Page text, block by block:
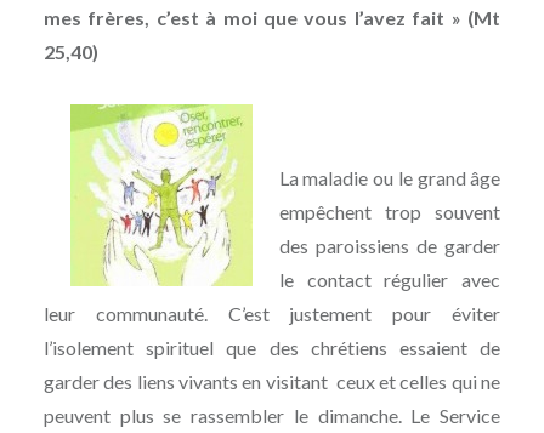
mes frères, c’est à moi que vous l’avez fait » (Mt
25,40)
La maladie ou le grand âge
empêchent trop souvent
des paroissiens de garder
le contact régulier avec
leur communauté. C’est justement pour éviter
l’isolement spirituel que des chrétiens essaient de
garder des liens vivants en visitant ceux et celles qui ne
peuvent plus se rassembler le dimanche. Le Service